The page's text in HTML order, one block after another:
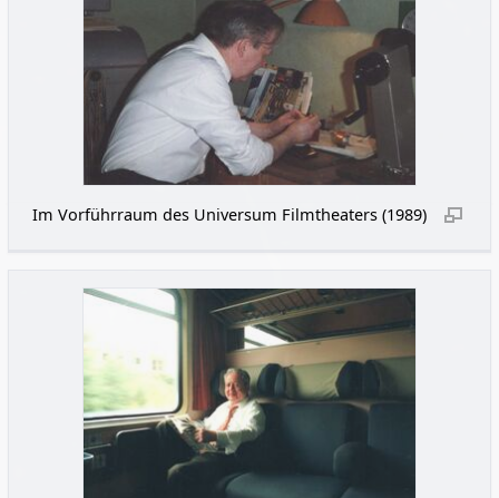
Im Vorführraum des Universum Filmtheaters (1989)